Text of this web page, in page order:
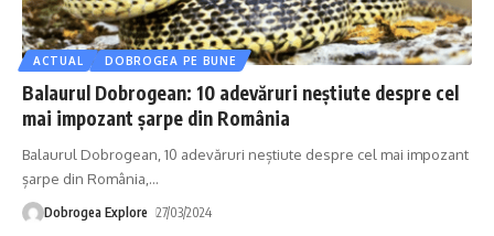
ACTUAL DOBROGEA PE BUNE
Balaurul Dobrogean: 10 adevăruri neștiute despre cel
mai impozant șarpe din România
Balaurul Dobrogean, 10 adevăruri neștiute despre cel mai impozant
șarpe din România, …
Dobrogea Explore 27/03/2024